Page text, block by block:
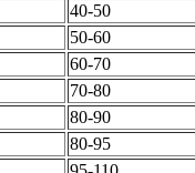
40-50
50-60
60-70
70-80
80-90
80-95